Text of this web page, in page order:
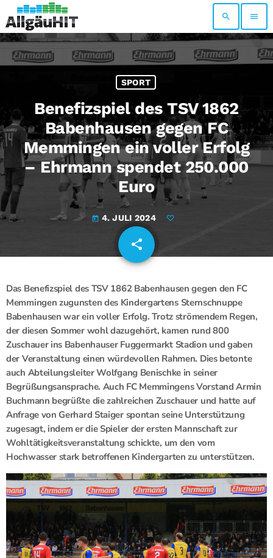
search menu
SPORT
Benefizspiel des TSV 1862
Babenhausen gegen FC
Memmingen ein voller Erfolg
– Ehrmann spendet 250.000
Euro
today 4. JULI 2024
share
email
Das Benefizspiel des TSV 1862 Babenhausen gegen den FC
Memmingen zugunsten des Kindergartens Sternschnuppe
Babenhausen war ein voller Erfolg. Trotz strömendem Regen,
der diesen Sommer wohl dazugehört, kamen rund 800
Zuschauer ins Babenhauser Fuggermarkt Stadion und gaben
der Veranstaltung einen würdevollen Rahmen. Dies betonte
auch Abteilungsleiter Wolfgang Benischke in seiner
Begrüßungsansprache. Auch FC Memmingens Vorstand Armin
Buchmann begrüßte die zahlreichen Zuschauer und hatte auf
Anfrage von Gerhard Staiger spontan seine Unterstützung
zugesagt, indem er die Spieler der ersten Mannschaft zur
Wohltätigkeitsveranstaltung schickte, um den vom
Hochwasser stark betroffenen Kindergarten zu unterstützen.